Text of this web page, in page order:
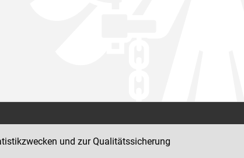
und zur Qualitätssicherung